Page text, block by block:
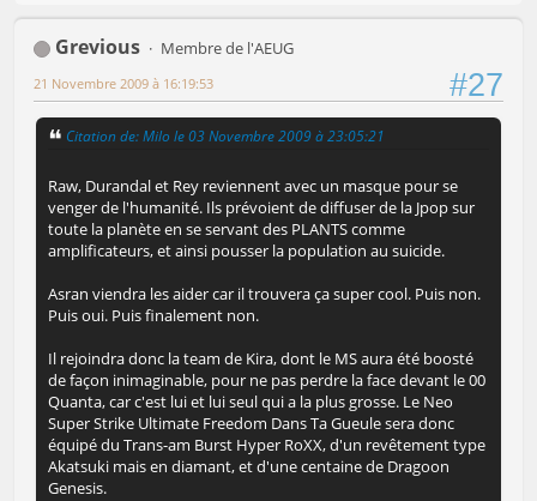
Grevious Membre de l'AEUG
#27
21 Novembre 2009 à 16:19:53
Citation de: Milo le 03 Novembre 2009 à 23:05:21
Raw, Durandal et Rey reviennent avec un masque pour se
venger de l'humanité. Ils prévoient de diffuser de la Jpop sur
toute la planète en se servant des PLANTS comme
amplificateurs, et ainsi pousser la population au suicide.
Asran viendra les aider car il trouvera ça super cool. Puis non.
Puis oui. Puis finalement non.
Il rejoindra donc la team de Kira, dont le MS aura été boosté
de façon inimaginable, pour ne pas perdre la face devant le 00
Quanta, car c'est lui et lui seul qui a la plus grosse. Le Neo
Super Strike Ultimate Freedom Dans Ta Gueule sera donc
équipé du Trans-am Burst Hyper RoXX, d'un revêtement type
Akatsuki mais en diamant, et d'une centaine de Dragoon
Genesis.